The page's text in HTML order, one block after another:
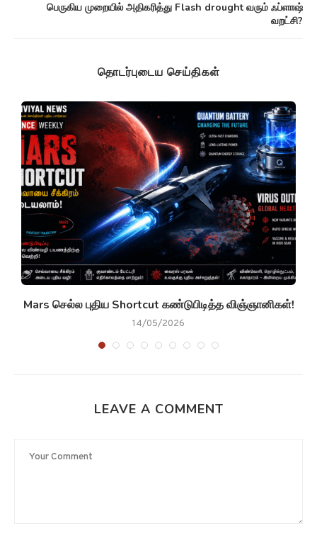
பெருகிய முறையில் அதிகரித்து Flash drought வரும் ஃப்ளாஷ்
வறட்சி?
தொடர்புடைய செய்திகள்
Mars செல்ல புதிய Shortcut கண்டுபிடித்த விஞ்ஞானிகள்!
14/05/2026
LEAVE A COMMENT